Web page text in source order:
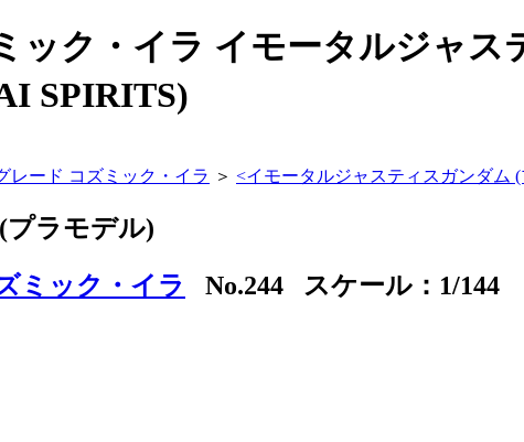
ック・イラ イモータルジャス
SPIRITS)
レード コズミック・イラ ＞ <イモータルジャスティスガンダム
ラモデル)
ミック・イラ No.244 スケール：1/144